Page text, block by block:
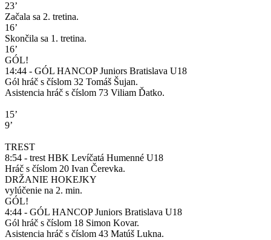
23’
Začala sa 2. tretina.
16’
Skončila sa 1. tretina.
16’
GÓL!
14:44 - GÓL HANCOP Juniors Bratislava U18
Gól hráč s číslom 32 Tomáš Šujan.
Asistencia hráč s číslom 73 Viliam Ďatko.
15’
9’
TREST
8:54 - trest HBK Levíčatá Humenné U18
Hráč s číslom 20 Ivan Čerevka.
DRŽANIE HOKEJKY
vylúčenie na 2. min.
GÓL!
4:44 - GÓL HANCOP Juniors Bratislava U18
Gól hráč s číslom 18 Simon Kovar.
Asistencia hráč s číslom 43 Matúš Lukna.